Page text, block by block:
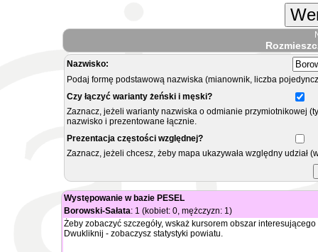
Nazwisko:
Podaj formę podstawową nazwiska (mianownik, liczba
Czy łączyć warianty żeński i męski?
Zaznacz, jeżeli warianty nazwiska o odmianie przymiotnikowej
nazwisko i prezentowane łącznie.
Prezentacja częstości względnej?
Zaznacz, jeżeli chcesz, żeby mapa ukazywała względny
Występowanie w bazie PESEL
Borowski-Sałata: 1 (kobiet: 0, mężczyzn: 1)
Żeby zobaczyć szczegóły, wskaż kursorem obszar
Dwukliknij - zobaczysz statystyki powiatu.